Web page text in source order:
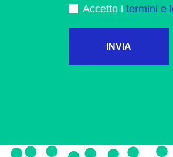
Accetto i termini e
INVIA